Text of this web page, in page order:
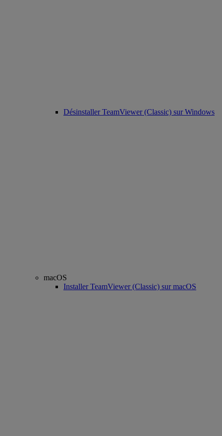
Désinstaller TeamViewer (Classic) sur Windows
macOS
Installer TeamViewer (Classic) sur macOS